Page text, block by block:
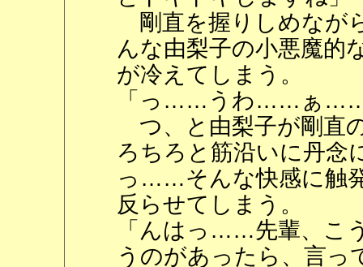
剛直を握りしめなが
んな由梨子の小悪魔的
が冷えてしまう。
「っ……うわ……ぁ
つ、と由梨子が剛直
ろちろと筋沿いに丹念
っ……そんな快感に触
反らせてしまう。
「んはっ……先輩、こ
うのがあったら、言